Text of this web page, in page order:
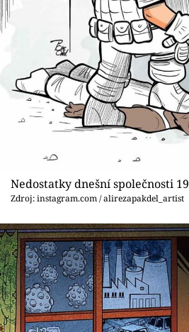
Nedostatky dnešní společnosti 19
Zdroj: instagram.com / alirezapakdel_artist